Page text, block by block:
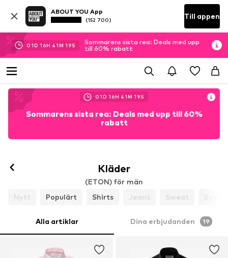
ABOUT YOU App
(152 700) Till appen
01D 16H 41M 17S
Sommarens sista rea: Deals med upp
till 60% rabatt
01D 16H 41M 17S
Sommarens sista rea: Deals med upp till 60%
rabatt
Kläder
(ETON) för män
Nytt
Populärt Shirts Jeans Sweat
Alla artiklar Dina erbjudanden 19